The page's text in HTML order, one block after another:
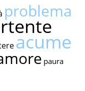
problema
acume
paura